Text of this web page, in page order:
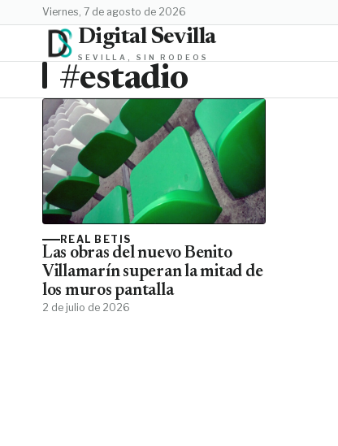
viernes, 7 de agosto de 2026
Digital Sevilla
SEVILLA, SIN RODEOS
#estadio
REAL BETIS
Las obras del nuevo Benito
Villamarín superan la mitad de
los muros pantalla
2 de julio de 2026